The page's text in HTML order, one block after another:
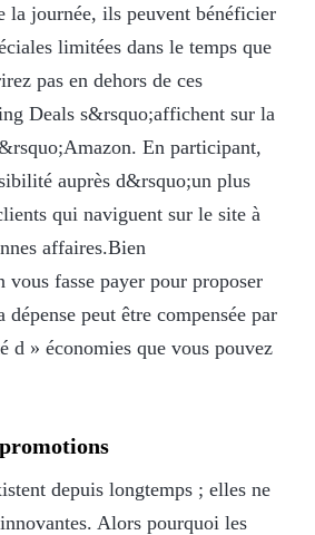
la journée, ils peuvent bénéficier
limitées dans le temps que
pas en dehors de ces
Deals s&rsquo;affichent sur la
En participant,
auprès d&rsquo;un plus
qui naviguent sur le site à
affaires.Bien
fasse payer pour proposer
peut être compensée par
d » économies que vous pouvez
depuis longtemps ; elles ne
Alors pourquoi les